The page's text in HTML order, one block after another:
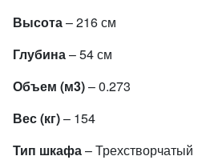
Высота– 216 см
Глубина– 54 см
Объем (м3)– 0.273
Вес (кг)– 154
Тип шкафа– Трехстворчатый